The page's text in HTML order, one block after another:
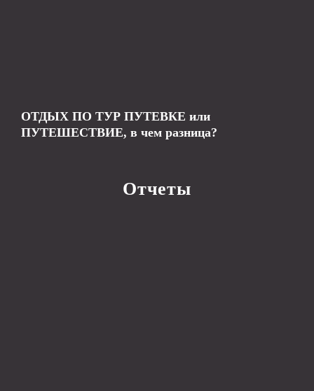
ОТДЫХ ПО ТУР ПУТЕВКЕ или
ПУТЕШЕСТВИЕ, в чем разница?
Отчеты